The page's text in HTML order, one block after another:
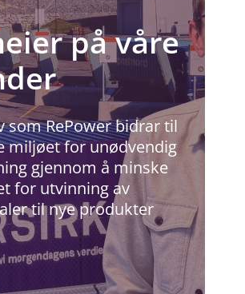
på våre
som RePower bidrar til
miljøet for unødvendig
gjennom å minske
for utvinning av
til nye produkter